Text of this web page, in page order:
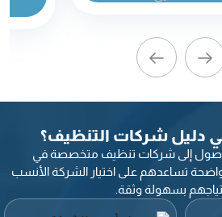
في دليل شركات التنظيف؟
إلى شركات تنظيف متخصصة في
تساعدهم على اختيار الشركة الأنسب
بسهولة وثقة.